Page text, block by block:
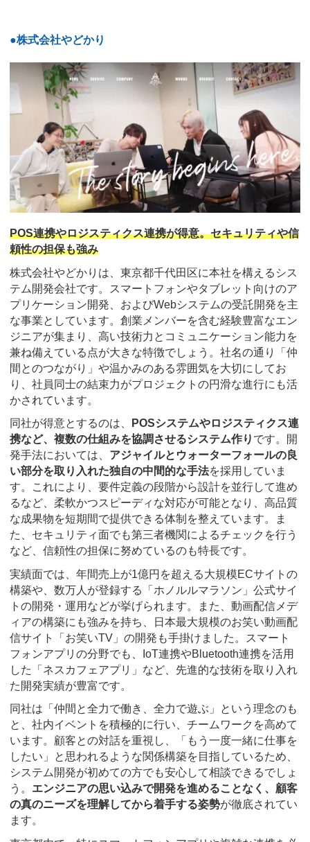
●株式会社やどかり
POS連携やロジスティクス連携が得意。セキュリティや信
頼性の担保も強み
株式会社やどかりは、東京都千代田区に本社を構えるシス
テム開発会社です。スマートフォンやタブレット向けのア
プリケーション開発、およびWebシステムの受託開発を主
な事業としています。創業メンバーを含む経験豊富なエン
ジニアが集まり、高い技術力とコミュニケーション能力を
兼ね備えている点が大きな特徴でしょう。社名の通り「仲
間とのつながり」や温かみのある雰囲気を大切にしてお
り、社員同士の結束力がプロジェクトの円滑な進行にも活
かされています。
同社が得意とするのは、
POSシステムやロジスティクス連
携など、複数の仕組みを協調させるシステム作り です。開
発手法においては、 アジャイルとウォーターフォールの良
い部分を取り入れた独自の中間的な手法を採用していま
す。これにより、要件定義の段階から設計を並行して進め
るなど、柔軟かつスピーディな対応が可能となり、高品質
な成果物を短期間で提供できる体制を整えています。ま
た、セキュリティ面でも第三者機関によるチェックを行う
など、信頼性の担保に努めているのも特長です。
実績面では、年間売上が1億円を超える大規模ECサイトの
構築や、数万人が登録する「ホノルルマラソン」公式サイ
トの開発・運用などが挙げられます。また、動画配信メデ
ィアの構築にも強みを持ち、日本最大規模のお笑い動画配
信サイト「お笑いTV」の開発も手掛けました。スマート
フォンアプリの分野でも、IoT連携やBluetooth連携を活用
した「ネスカフェアプリ」など、先進的な技術を取り入れ
た開発実績が豊富です。
同社は「仲間と全力で働き、全力で遊ぶ」という理念のも
と、社内イベントを積極的に行い、チームワークを高めて
います。顧客との対話を重視し、「もう一度一緒に仕事を
したい」と思われるような関係構築を目指しているため、
システム開発が初めての方でも安心して相談できるでしょ
う。 エンジニアの思い込みで開発を進めることなく、顧客
の真のニーズを理解してから着手する姿勢が徹底されてい
ます。